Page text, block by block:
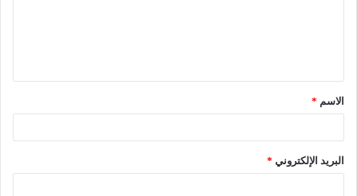
الاسم *
البريد الإلكتروني *